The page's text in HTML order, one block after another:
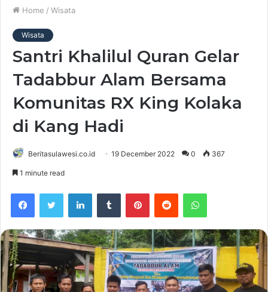
Home / Wisata
Wisata
Santri Khalilul Quran Gelar
Tadabbur Alam Bersama
Komunitas RX King Kolaka
di Kang Hadi
Beritasulawesi.co.id 19 December 2022 0 367
1 minute read